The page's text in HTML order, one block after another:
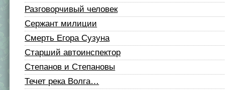
Разговорчивый человек
Сержант милиции
Смерть Егора Сузуна
Старший автоинспектор
Степанов и Степановы
Течет река Волга…